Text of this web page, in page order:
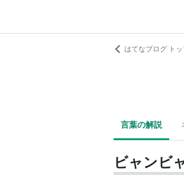
はてなブログ ト
言葉の解説
ビャンビ